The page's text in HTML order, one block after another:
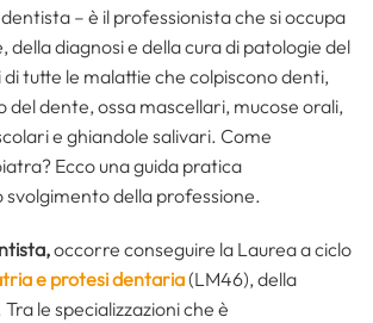
– è il professionista che si occupa
della diagnosi e della cura di patologie del
tutte le malattie che colpiscono denti,
del dente, ossa mascellari, mucose orali,
e ghiandole salivari. Come
Ecco una guida pratica
svolgimento della professione.
occorre conseguire la Laurea a ciclo
e protesi dentaria(LM46), della
le specializzazioni che è